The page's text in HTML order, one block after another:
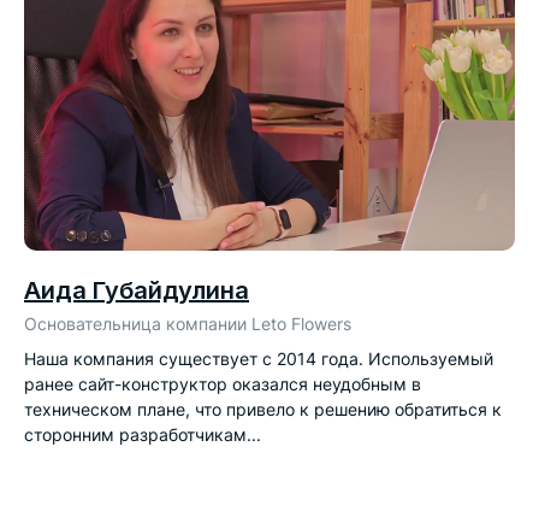
Аида Губайдулина
Основательница компании Leto Flowers
Наша компания существует с 2014 года. Используемый
ранее сайт-конструктор оказался неудобным в
техническом плане, что привело к решению обратиться к
сторонним разработчикам...
+7
*
*